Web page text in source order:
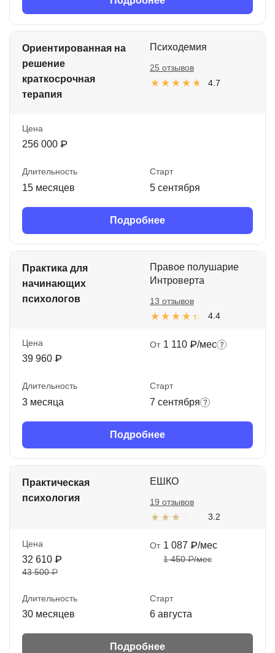
Ориентированная на
решение
краткосрочная
терапия
Психодемия
4.7
25 отзывов
Цена
256 000 ₽
Длительность
15 месяцев
Старт
5 сентября
Подробнее
Практика для
начинающих
психологов
Правое полушарие
Интроверта
4.4
13 отзывов
Цена
39 960 ₽
От 1 110 ₽/мес
Длительность
3 месяца
Старт
7 сентября
Подробнее
Практическая
психология
ЕШКО
3.2
19 отзывов
Цена
32 610 ₽
43 500 ₽
От 1 087 ₽/мес
1 450 ₽/мес
Длительность
30 месяцев
Старт
6 августа
Подробнее